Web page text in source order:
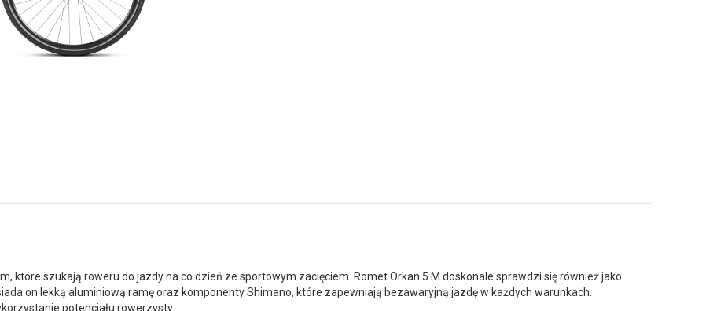
które szukają roweru do jazdy na co dzień ze sportowym zacięciem. Romet Orkan 5 M doskonale sprawdzi się również jako
on lekką aluminiową ramę oraz komponenty Shimano, które zapewniają bezawaryjną jazdę w każdych warunkach.
potencjału rowerzysty.